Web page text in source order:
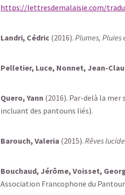
https://lettresdemalaisie.com/
Landri, Cédric (2016). Plumes, Pluies
Pelletier, Luce, Nonnet, Jean-
Quero, Yann (2016). Par-delà la mer
incluant des pantouns liés).
Barouch, Valeria (2015). Rêves
Bouchaud, Jérôme, Voisset,
Association Francophone du